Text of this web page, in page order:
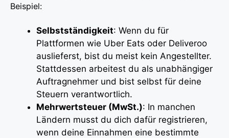
Beispiel:
Selbstständigkeit: Wenn du für
Plattformen wie Uber Eats oder Deliveroo
auslieferst, bist du meist kein Angestellter.
Stattdessen arbeitest du als unabhängiger
Auftragnehmer und bist selbst für deine
Steuern verantwortlich.
Mehrwertsteuer (MwSt.): In manchen
Ländern musst du dich dafür registrieren,
wenn deine Einnahmen eine bestimmte